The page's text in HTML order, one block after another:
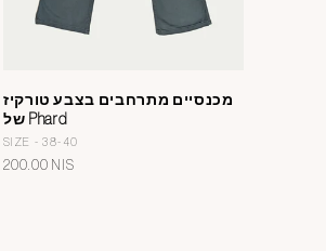
מכנסיים מתרחבים בצבע טורקיז
של Phard
SIZE - 38-40
מחיר
200.00 NIS